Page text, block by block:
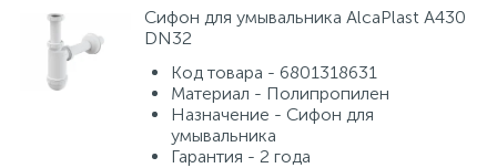
Сифон для умывальника AlcaPlast A430
DN32
Код товара - 6801318631
Материал - Полипропилен
Назначение - Сифон для
умывальника
Гарантия - 2 года